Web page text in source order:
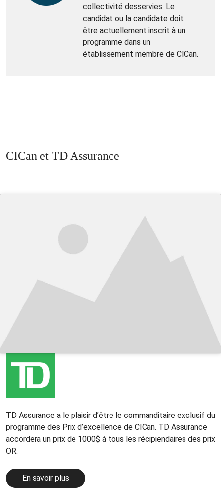
collectivité desservies. Le
candidat ou la candidate doit
être actuellement inscrit à un
programme dans un
établissement membre de CICan.
CICan et TD Assurance
TD Assurance a le plaisir d’être le commanditaire exclusif du
programme des Prix d’excellence de CICan. TD Assurance
accordera un prix de 1000$ à tous les récipiendaires des prix
OR.
En savoir plus